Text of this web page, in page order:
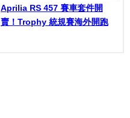
Aprilia RS 457 賽車套件開
賣！Trophy 統規賽海外開跑